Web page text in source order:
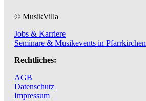
© MusikVilla
Jobs & Karriere
Seminare & Musikevents in Pfarrkirchen
Rechtliches:
AGB
Datenschutz
Impressum